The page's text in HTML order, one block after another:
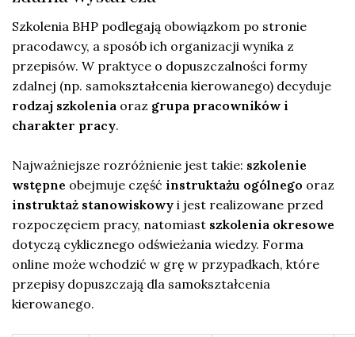
Szkolenia BHP podlegają obowiązkom po stronie
pracodawcy, a sposób ich organizacji wynika z
przepisów. W praktyce o dopuszczalności formy
zdalnej (np. samokształcenia kierowanego) decyduje
rodzaj szkolenia oraz grupa pracowników i
charakter pracy.
Najważniejsze rozróżnienie jest takie: szkolenie
wstępne obejmuje część instruktażu ogólnego oraz
instruktaż stanowiskowy i jest realizowane przed
rozpoczęciem pracy, natomiast szkolenia okresowe
dotyczą cyklicznego odświeżania wiedzy. Forma
online może wchodzić w grę w przypadkach, które
przepisy dopuszczają dla samokształcenia
kierowanego.